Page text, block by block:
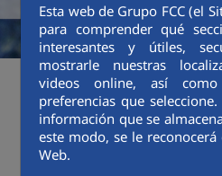
Esta web de Grupo FCC (el
para comprender qué
interesantes y útiles,
mostrarle nuestras
videos online, así
preferencias que
información que se
este modo, se le
Web.
Canales de